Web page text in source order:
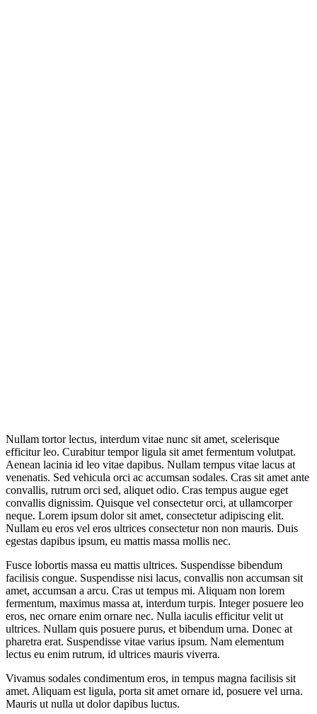
Nullam tortor lectus, interdum vitae nunc sit amet, scelerisque
efficitur leo. Curabitur tempor ligula sit amet fermentum volutpat.
Aenean lacinia id leo vitae dapibus. Nullam tempus vitae lacus at
venenatis. Sed vehicula orci ac accumsan sodales. Cras sit amet ante
convallis, rutrum orci sed, aliquet odio. Cras tempus augue eget
convallis dignissim. Quisque vel consectetur orci, at ullamcorper
neque. Lorem ipsum dolor sit amet, consectetur adipiscing elit.
Nullam eu eros vel eros ultrices consectetur non non mauris. Duis
egestas dapibus ipsum, eu mattis massa mollis nec.
Fusce lobortis massa eu mattis ultrices. Suspendisse bibendum
facilisis congue. Suspendisse nisi lacus, convallis non accumsan sit
amet, accumsan a arcu. Cras ut tempus mi. Aliquam non lorem
fermentum, maximus massa at, interdum turpis. Integer posuere leo
eros, nec ornare enim ornare nec. Nulla iaculis efficitur velit ut
ultrices. Nullam quis posuere purus, et bibendum urna. Donec at
pharetra erat. Suspendisse vitae varius ipsum. Nam elementum
lectus eu enim rutrum, id ultrices mauris viverra.
Vivamus sodales condimentum eros, in tempus magna facilisis sit
amet. Aliquam est ligula, porta sit amet ornare id, posuere vel urna.
Mauris ut nulla ut dolor dapibus luctus.